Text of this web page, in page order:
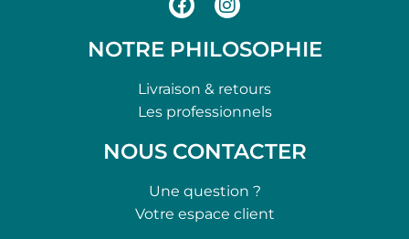
NOTRE PHILOSOPHIE
Livraison & retours
Les professionnels
NOUS CONTACTER
Une question ?
Votre espace client